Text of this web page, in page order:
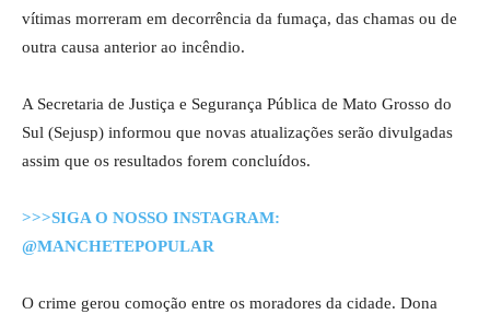
vítimas morreram em decorrência da fumaça, das chamas ou de
outra causa anterior ao incêndio.
A Secretaria de Justiça e Segurança Pública de Mato Grosso do
Sul (Sejusp) informou que novas atualizações serão divulgadas
assim que os resultados forem concluídos.
>>>SIGA O NOSSO INSTAGRAM:
@MANCHETEPOPULAR
O crime gerou comoção entre os moradores da cidade. Dona